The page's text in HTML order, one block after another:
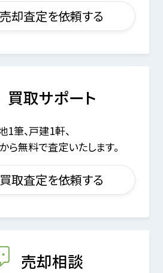
却査定を依頼する
買取サポート
1筆、戸建1軒、
ら無料で査定いたします。
取査定を依頼する
売却相談